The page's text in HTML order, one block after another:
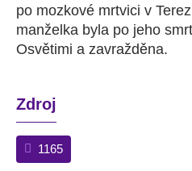
po mozkové mrtvici v
manželka byla po jeho
Osvětimi a zavražděna.
Zdroj
1165